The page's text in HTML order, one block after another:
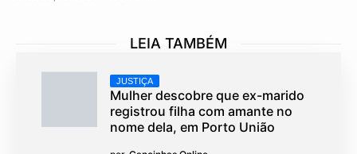
LEIA TAMBÉM
JUSTIÇA
Mulher descobre que ex-marido
registrou filha com amante no
nome dela, em Porto União